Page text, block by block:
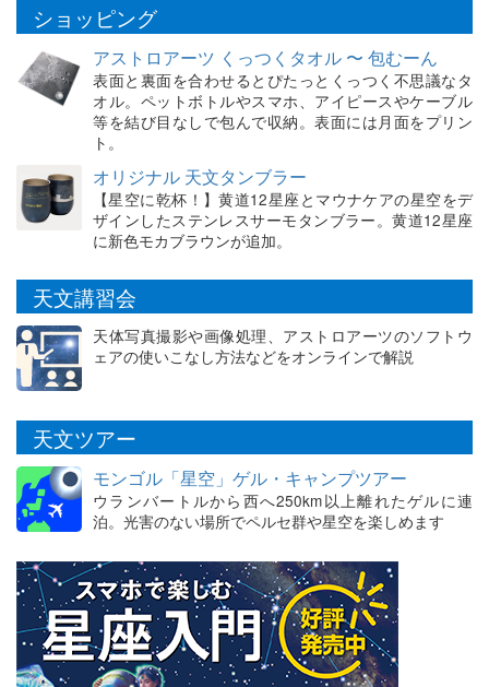
ショッピング
アストロアーツ くっつくタオル 〜 包むーん
表面と裏面を合わせるとぴたっとくっつく不思議なタ
オル。ペットボトルやスマホ、アイピースやケーブル
等を結び目なしで包んで収納。表面には月面をプリン
ト。
オリジナル 天文タンブラー
【星空に乾杯！】黄道12星座とマウナケアの星空をデ
ザインしたステンレスサーモタンブラー。黄道12星座
に新色モカブラウンが追加。
天文講習会
天体写真撮影や画像処理、アストロアーツのソフトウ
ェアの使いこなし方法などをオンラインで解説
天文ツアー
モンゴル「星空」ゲル・キャンプツアー
ウランバートルから西へ250km以上離れたゲルに連
泊。光害のない場所でペルセ群や星空を楽しめます